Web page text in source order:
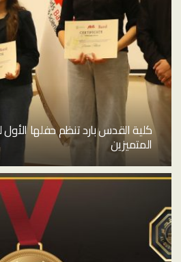
كلية القدس بارد تنظم حفلها الأول
المتميزين